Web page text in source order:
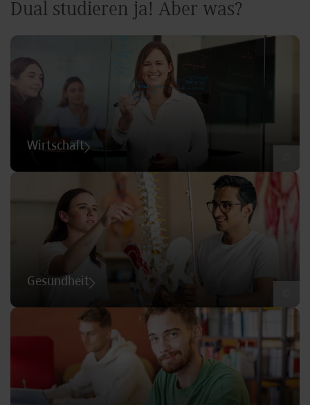
Dual studieren ja! Aber was?
Wirtschaft
Gesundheit